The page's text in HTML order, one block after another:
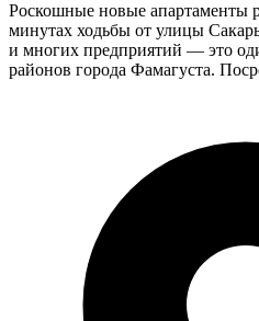
Роскошные новые апартаменты
минутах ходьбы от улицы
и многих предприятий — это
районов города Фамагустa.